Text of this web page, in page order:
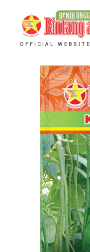
OFFICIAL WEBSITE